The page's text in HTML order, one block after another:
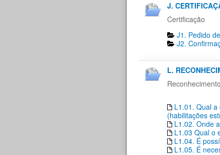
J.
Certificação
J1. Pedido
J2.
L.
L1.01. Qual
(habilitações
L1.02. Onde
L1.03 Qual o
L1.04. É
L1.05. É